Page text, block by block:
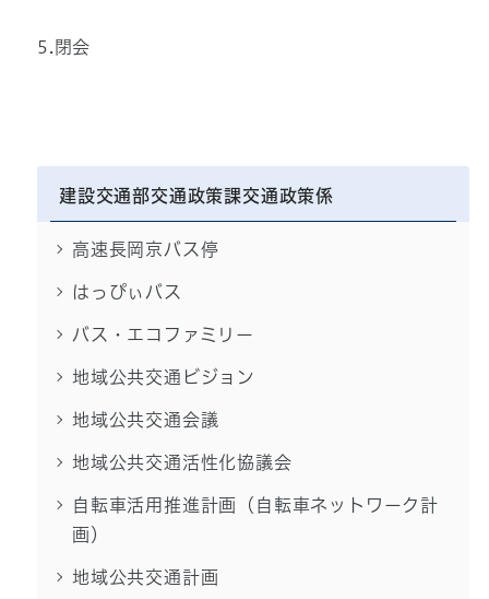
5.閉会
建設交通部交通政策課交通政策係
高速長岡京バス停
はっぴぃバス
バス・エコファミリー
地域公共交通ビジョン
地域公共交通会議
地域公共交通活性化協議会
自転車活用推進計画（自転車ネットワーク計
画）
地域公共交通計画